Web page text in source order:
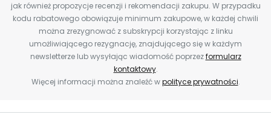
jak również propozycje recenzji i rekomendacji zakupu. W przypadku
kodu rabatowego obowiązuje minimum zakupowe, w każdej chwili
można zrezygnować z subskrypcji korzystając z linku
umożliwiającego rezygnację, znajdującego się w każdym
newsletterze lub wysyłając wiadomość poprzezformularz
kontaktowy.
Więcej informacji można znaleźć wpolityce prywatności.